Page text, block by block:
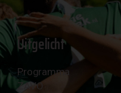
Uitgelicht
Programma
ZAVO